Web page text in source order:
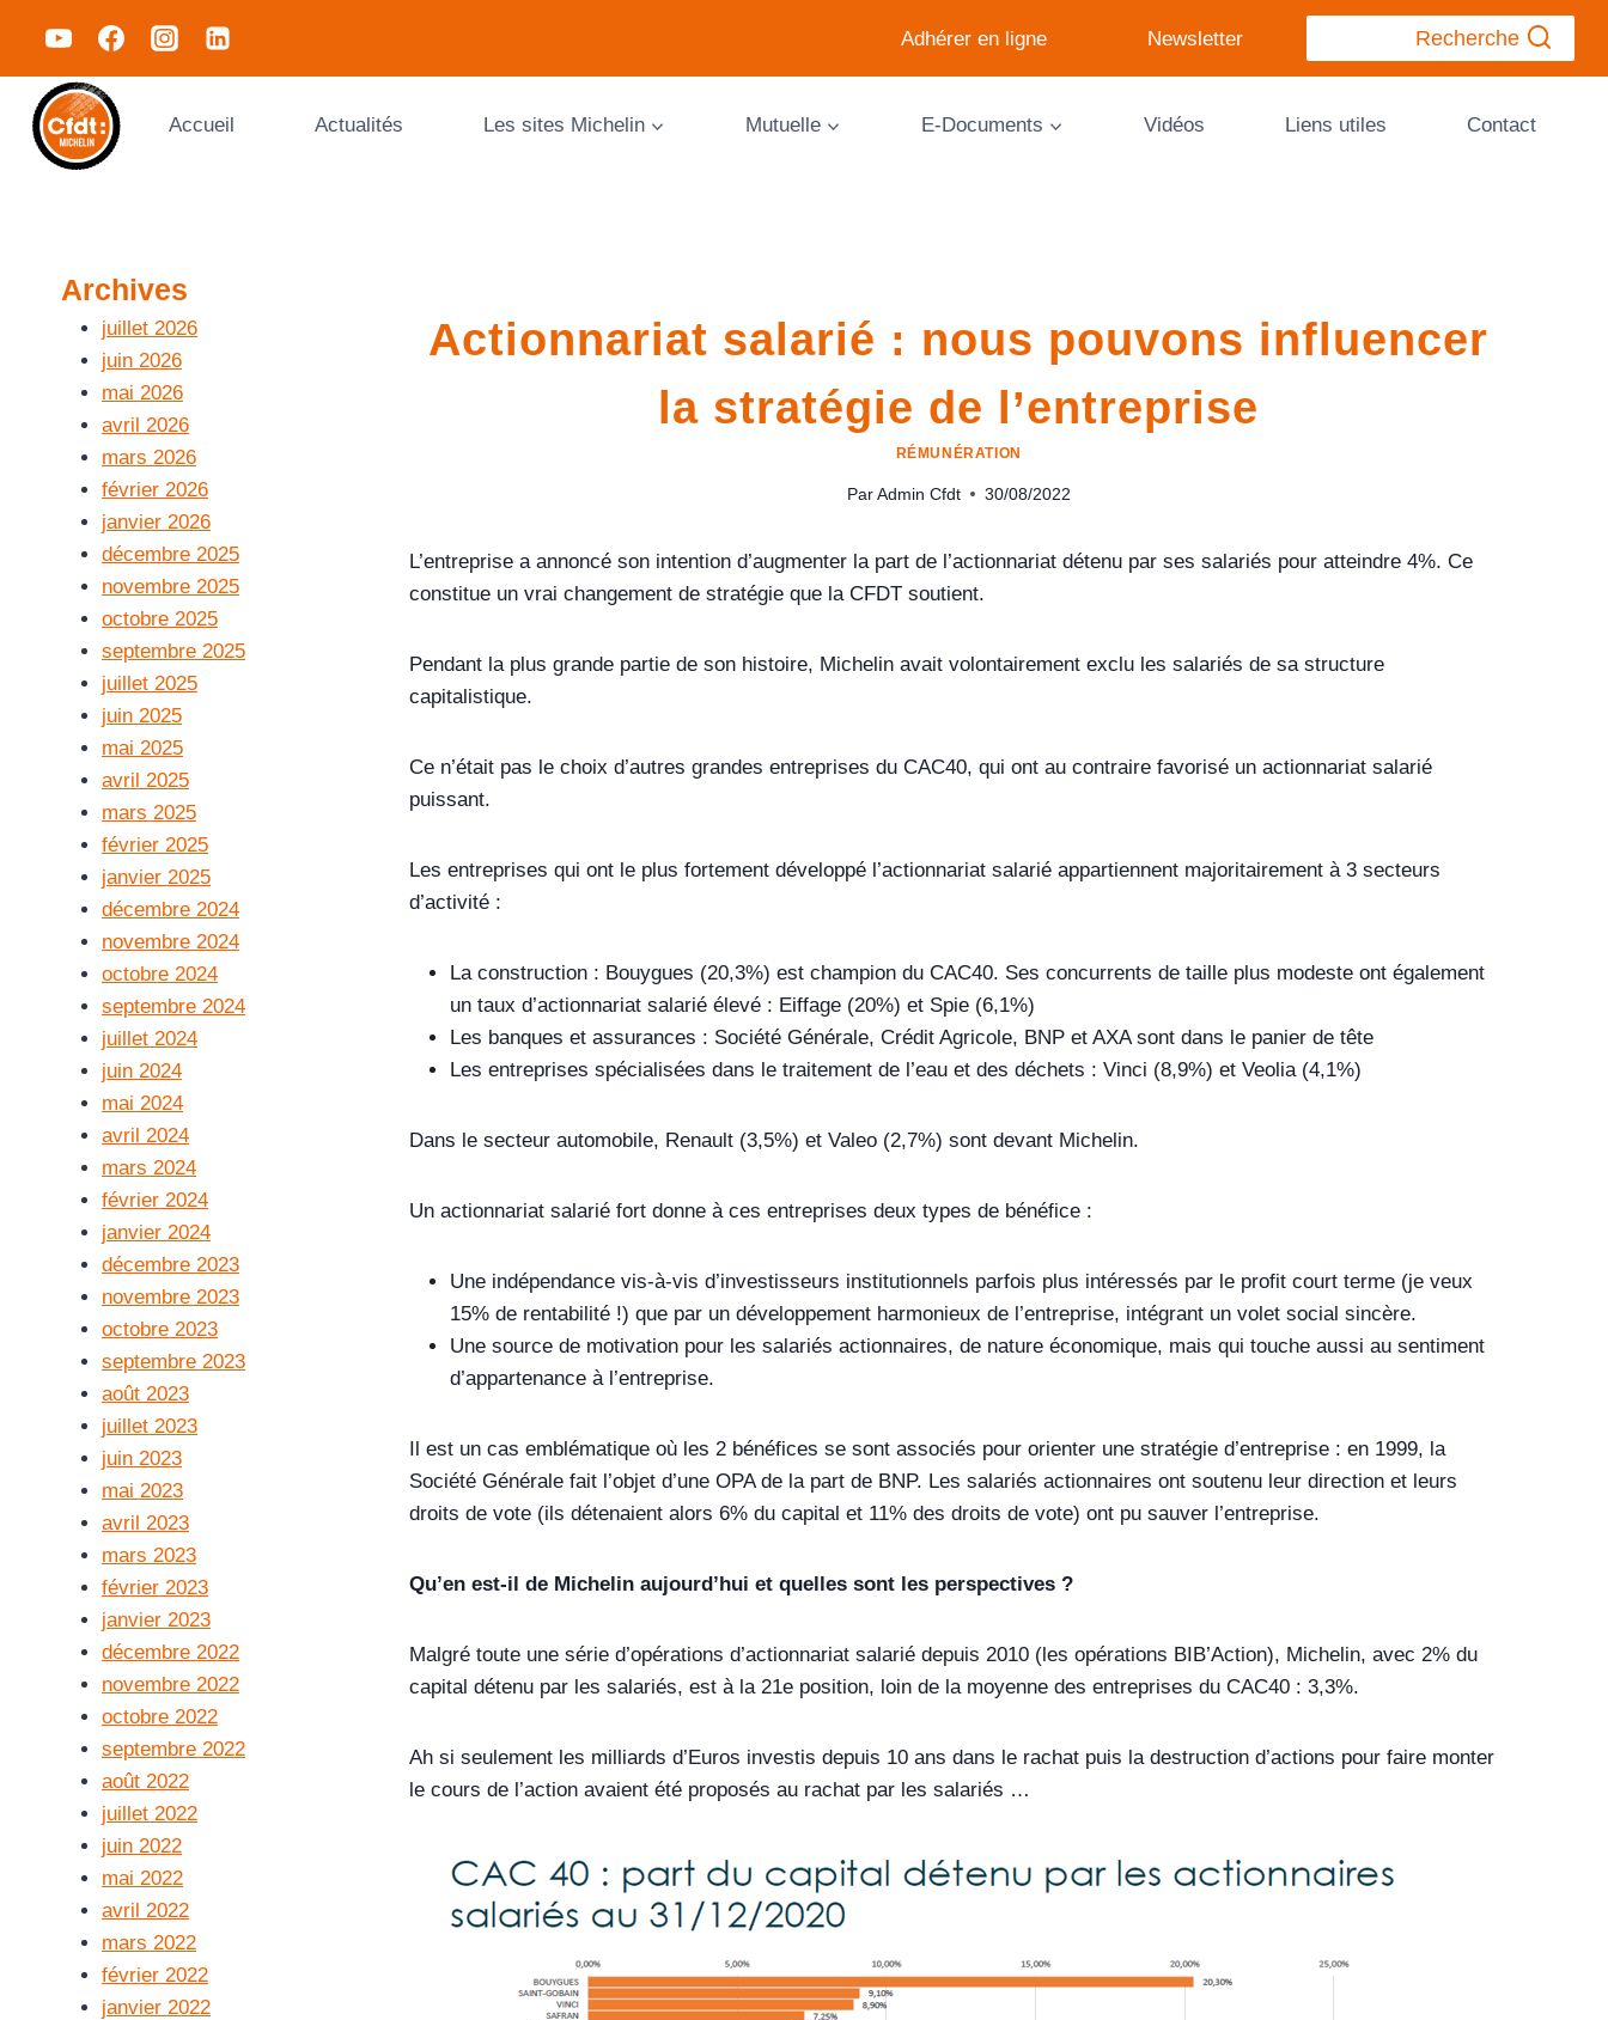
Adhérer en ligne Newsletter Recherche
Accueil Actualités Les sites Michelin Mutuelle E-Documents Vidéos Liens utiles Contact
Actionnariat salarié : nous pouvons influencer
la stratégie de l’entreprise
RÉMUNÉRATION
Par Admin Cfdt 30/08/2022
L’entreprise a annoncé son intention d’augmenter la part de l’actionnariat détenu par ses salariés pour atteindre 4%. Ce
constitue un vrai changement de stratégie que la CFDT soutient.
Pendant la plus grande partie de son histoire, Michelin avait volontairement exclu les salariés de sa structure
capitalistique.
Ce n’était pas le choix d’autres grandes entreprises du CAC40, qui ont au contraire favorisé un actionnariat salarié
puissant.
Les entreprises qui ont le plus fortement développé l’actionnariat salarié appartiennent majoritairement à 3 secteurs
d’activité :
La construction : Bouygues (20,3%) est champion du CAC40. Ses concurrents de taille plus modeste ont également
un taux d’actionnariat salarié élevé : Eiffage (20%) et Spie (6,1%)
Les banques et assurances : Société Générale, Crédit Agricole, BNP et AXA sont dans le panier de tête
Les entreprises spécialisées dans le traitement de l’eau et des déchets : Vinci (8,9%) et Veolia (4,1%)
Dans le secteur automobile, Renault (3,5%) et Valeo (2,7%) sont devant Michelin.
Un actionnariat salarié fort donne à ces entreprises deux types de bénéfice :
Une indépendance vis-à-vis d’investisseurs institutionnels parfois plus intéressés par le profit court terme (je veux
15% de rentabilité !) que par un développement harmonieux de l’entreprise, intégrant un volet social sincère.
Une source de motivation pour les salariés actionnaires, de nature économique, mais qui touche aussi au sentiment
d’appartenance à l’entreprise.
Il est un cas emblématique où les 2 bénéfices se sont associés pour orienter une stratégie d’entreprise : en 1999, la
Société Générale fait l’objet d’une OPA de la part de BNP. Les salariés actionnaires ont soutenu leur direction et leurs
droits de vote (ils détenaient alors 6% du capital et 11% des droits de vote) ont pu sauver l’entreprise.
Qu’en est-il de Michelin aujourd’hui et quelles sont les perspectives ?
Malgré toute une série d’opérations d’actionnariat salarié depuis 2010 (les opérations BIB’Action), Michelin, avec 2% du
capital détenu par les salariés, est à la 21e position, loin de la moyenne des entreprises du CAC40 : 3,3%.
Ah si seulement les milliards d’Euros investis depuis 10 ans dans le rachat puis la destruction d’actions pour faire monter
le cours de l’action avaient été proposés au rachat par les salariés …
Archives
juillet 2026
juin 2026
mai 2026
avril 2026
mars 2026
février 2026
janvier 2026
décembre 2025
novembre 2025
octobre 2025
septembre 2025
juillet 2025
juin 2025
mai 2025
avril 2025
mars 2025
février 2025
janvier 2025
décembre 2024
novembre 2024
octobre 2024
septembre 2024
juillet 2024
juin 2024
mai 2024
avril 2024
mars 2024
février 2024
janvier 2024
décembre 2023
novembre 2023
octobre 2023
septembre 2023
août 2023
juillet 2023
juin 2023
mai 2023
avril 2023
mars 2023
février 2023
janvier 2023
décembre 2022
novembre 2022
octobre 2022
septembre 2022
août 2022
juillet 2022
juin 2022
mai 2022
avril 2022
mars 2022
février 2022
janvier 2022